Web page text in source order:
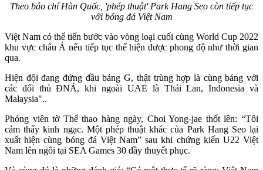
Theo báo chí Hàn Quốc, 'phép thuật' Park Hang Seo còn tiếp tục
với bóng đá Việt Nam
Việt Nam có thể tiến bước vào vòng loại cuối cùng World Cup 2022
khu vực châu Á nếu tiếp tục thể hiện được phong độ như thời gian
qua.
Hiện đội đang đứng đầu bảng G, thật trùng hợp là cùng bảng với
các đối thủ ĐNÁ, khi ngoài UAE là Thái Lan, Indonesia và
Malaysia"..
Phóng viên tờ Thể thao hàng ngày, Choi Yong-jae thốt lên: “Tôi
cảm thấy kinh ngạc. Một phép thuật khác của Park Hang Seo lại
xuất hiện cùng bóng đá Việt Nam” sau khi chứng kiến U22 Việt
Nam lên ngôi tại SEA Games 30 đầy thuyết phục.